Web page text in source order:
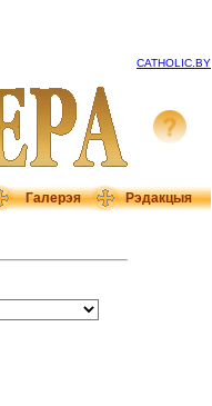
CATHOLIC.BY
Галерэя Рэдакцыя